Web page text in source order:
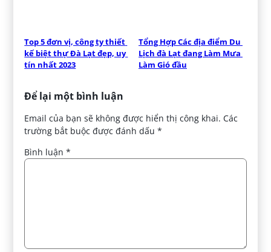
Top 5 đơn vị, công ty thiết
kế biệt thự Đà Lạt đẹp, uy
tín nhất 2023
Tổng Hợp Các địa điểm Du
Lịch đà Lạt đang Làm Mưa
Làm Gió đầu
Để lại một bình luận
Email của bạn sẽ không được hiển thị công khai. Các
trường bắt buộc được đánh dấu*
Bình luận*